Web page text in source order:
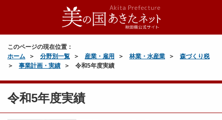
このページの現在位置：
ホーム
分野別一覧 産業・雇用 林業・水産業
森づくり税
事業計画・実績
令和5年度実績
令和5年度実績